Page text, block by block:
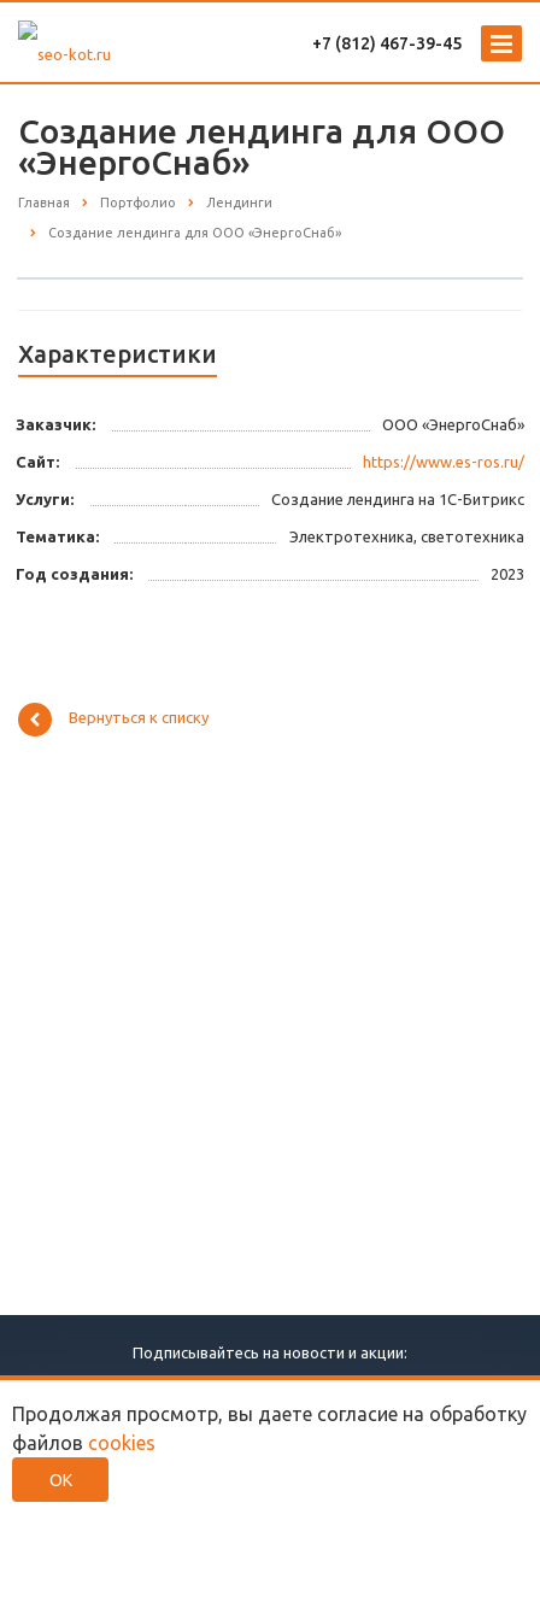
+7 (812) 467-39-45
Создание лендинга для ООО
«ЭнергоСнаб»
Главная Портфолио Лендинги
Создание лендинга для ООО «ЭнергоСнаб»
Характеристики
Заказчик: ООО «ЭнергоСнаб»
Сайт: https://www.es-ros.ru/
Услуги: Создание лендинга на 1C-Битрикс
Тематика: Электротехника, светотехника
Год создания: 2023
Вернуться к списку
Подписывайтесь на новости и акции:
Продолжая просмотр, вы даете согласие на обработку
файлов cookies
ОК